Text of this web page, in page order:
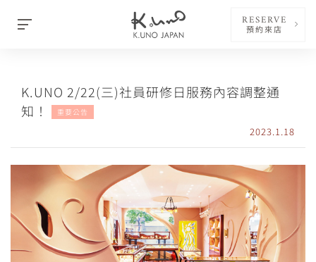
RESERVE
預約來店
K.UNO 2/22(三)社員研修日服務內容調整通
知！
重要公告
2023.1.18